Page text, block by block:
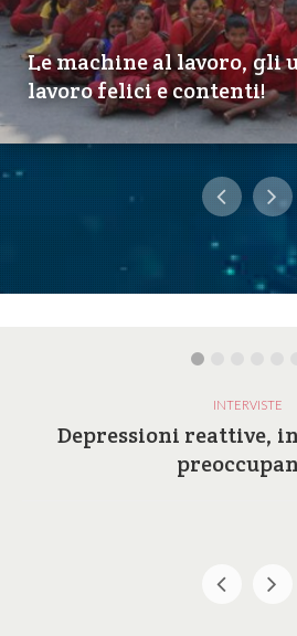
Le machine al lavoro, gli
lavoro felici e contenti!
INTERVISTE
Depressioni reattive,